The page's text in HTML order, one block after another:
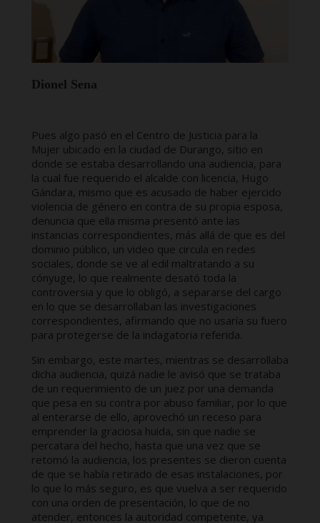
Dionel Sena
Pues algo pasó en el Centro de Justicia para la
Mujer ubicado en la ciudad de Durango, sitio en
donde se estaba desarrollando una audiencia, para
la cual fue requerido el alcalde con licencia, Hugo
Gándara, mismo que es acusado de haber ejercido
violencia de género en contra de su propia esposa,
denuncia que ella misma presentó ante las
instancias correspondientes, más allá de que es del
dominio público, un video que circula en redes
sociales, donde se ve al edil maltratando a su
cónyuge, lo que realmente desató toda la
controversia y que lo obligó, a separarse del cargo
en lo que se desarrollaban las investigaciones
correspondientes, afirmando que no usaría su fuero
para protegerse de la indagatoria referida.
Sin embargo, este martes, mientras se desarrollaba
dicha audiencia, quizá nadie le avisó que se trataba
de un requerimiento de un juez por una demanda
que pesa en su contra por abuso familiar, por lo que
al enterarse de ello, aprovechó un receso para
emprender la graciosa huida, sin que nadie se
percatara del hecho, hasta que una vez que se
retomó la audiencia, los presentes se dieron cuenta
de que se había retirado de esas instalaciones, por
lo que lo más seguro, es que vuelva a ser requerido
con una orden de presentación, lo que de no
atender, entonces la autoridad competente, ya